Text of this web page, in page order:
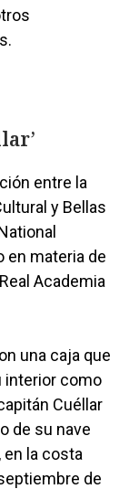
entre la
y Bellas
en materia de
Academia
una caja que
interior como
Cuéllar
de su nave
en la costa
de